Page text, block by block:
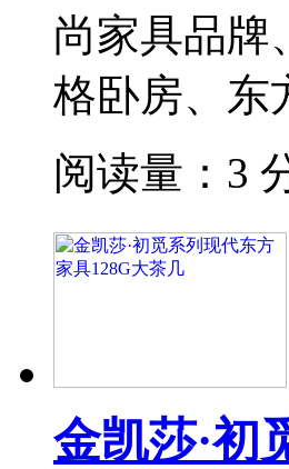
尚家具品牌
格卧房、东
阅读量：3
金凯莎·初